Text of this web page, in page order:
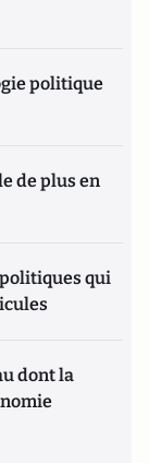
politique
de plus en
qui
dont la